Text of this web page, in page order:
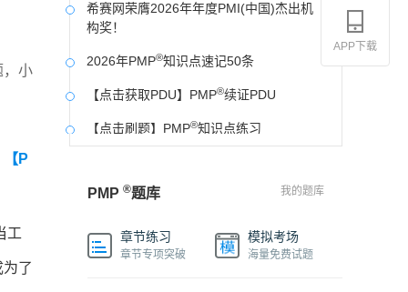
，小
【P
工
了
希赛网荣膺2026年年度PMI(中国)杰出机
构奖！
2026年PMP®知识点速记50条
【点击获取PDU】PMP®续证PDU
【点击刷题】PMP®知识点练习
PMP ®希赛PMP 2026年模拟卷
PMP ®题库 我的题库
章节练习
章节专项突破
模拟考场
海量免费试题
APP下载